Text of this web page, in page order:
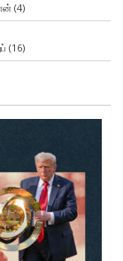
(4)
(16)